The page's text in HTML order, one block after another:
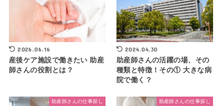
2026.06.16
産後ケア施設で働きたい 助産
師さんの役割とは？
2024.04.30
助産師さんの活躍の場、その
種類と特徴！その① 大きな病
院で働く？
助産師さんの仕事探し 助産師さんの仕事探し